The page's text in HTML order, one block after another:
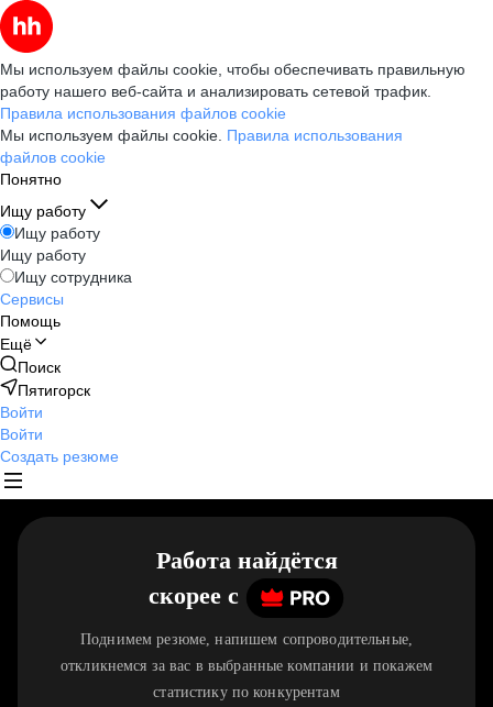
Мы используем файлы cookie, чтобы обеспечивать правильную
работу нашего веб-сайта и анализировать сетевой трафик.
Правила использования файлов cookie
Мы используем файлы cookie. Правила использования
файлов cookie
Понятно
Ищу работу
Ищу работу
Ищу работу
Ищу сотрудника
Сервисы
Помощь
Ещё
Поиск
Пятигорск
Войти
Войти
Создать резюме
Работа найдётся
скорее c
Поднимем резюме, напишем сопроводительные,
откликнемся за вас в выбранные компании и покажем
статистику по конкурентам